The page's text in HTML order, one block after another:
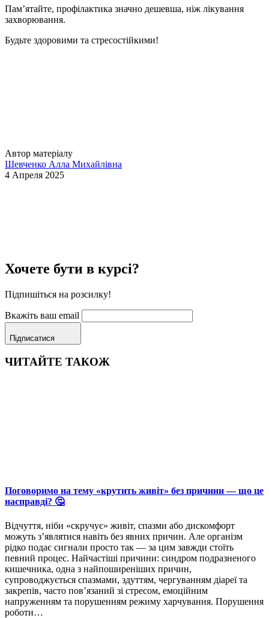
Пам’ятайте, профілактика значно дешевша, ніж лікування
захворювання.
Будьте здоровими та стресостійкими!
Автор матеріалу
Шевченко Алла Михайлівна
4 Апреля 2025
Хочете бути в курсі?
Підпишіться на розсилку!
Вкажіть ваш email
Підписатися
ЧИТАЙТЕ ТАКОЖ
Поговоримо на тему «крутить живіт» без причини — що це
насправді? 🤔
Відчуття, ніби «скручує» живіт, спазми або дискомфорт
можуть з’являтися навіть без явних причин. Але організм
рідко подає сигнали просто так — за цим завжди стоїть
певний процес. Найчастіші причини: синдром подразненого
кишечника, одна з найпоширеніших причин,
супроводжується спазмами, здуттям, чергуванням діареї та
закрепів, часто пов’язаний зі стресом, емоційним
напруженням та порушенням режиму харчування. Порушення
роботи…